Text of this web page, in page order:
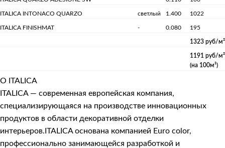
ITALICA INTONACO QUARZO светлый 1.400 1022
ITALICA FINISHMAT - 0.080 195
1323 руб/м²
1191 руб/м²
(на 100м²)
О ITALICA
ITALICA — современная европейская компания,
специализирующаяся на производстве инновационных
продуктов в области декоративной отделки
интерьеров.ITALICA основана компанией Euro color,
профессионально занимающейся разработкой и